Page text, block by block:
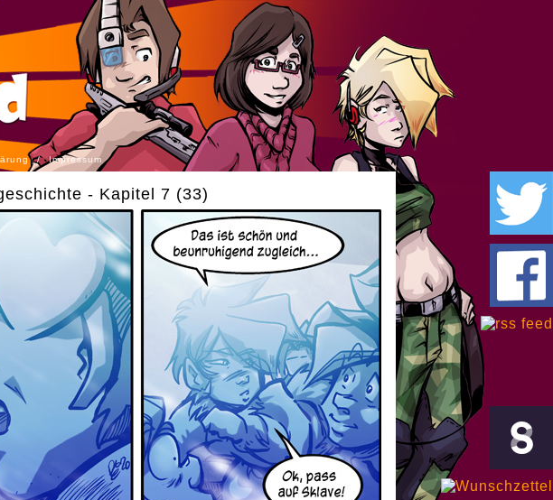
/ Impressum
- Kapitel 7 (33)